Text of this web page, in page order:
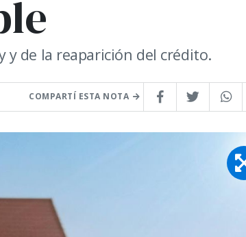
y de la reaparición del crédito.
COMPARTÍ ESTA NOTA